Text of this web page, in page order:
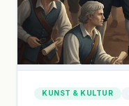
KUNST & KULTUR